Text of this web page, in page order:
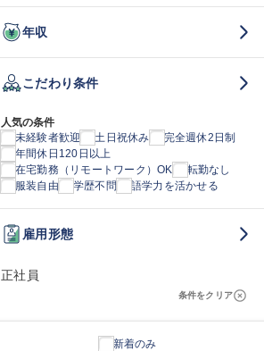
年収
こだわり条件
人気の条件
未経験者歓迎
土日祝休み
完全週休2日制
年間休日120日以上
在宅勤務（リモートワーク）OK
転勤なし
服装自由
学歴不問 語学力を活かせる
雇用形態
正社員
条件をクリア
新着のみ